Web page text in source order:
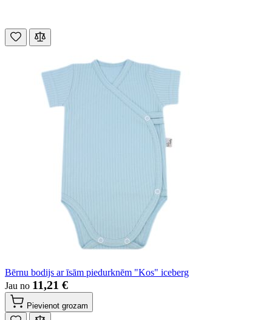
Bērnu bodijs ar īsām piedurknēm "Kos" iceberg
Jau no 11,21 €
Pievienot grozam